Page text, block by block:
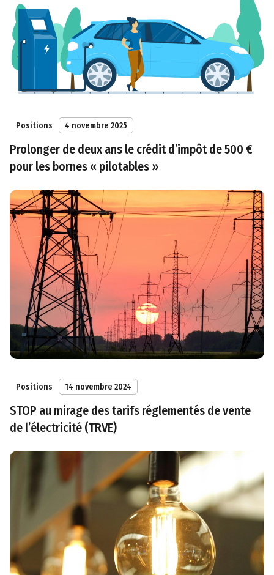
Positions 4 novembre 2025
Prolonger de deux ans le crédit d’impôt de 500 €
pour les bornes « pilotables »
Positions 14 novembre 2024
STOP au mirage des tarifs réglementés de vente
de l’électricité (TRVE)